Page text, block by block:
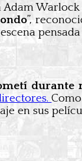
Warlock
”,
en sus